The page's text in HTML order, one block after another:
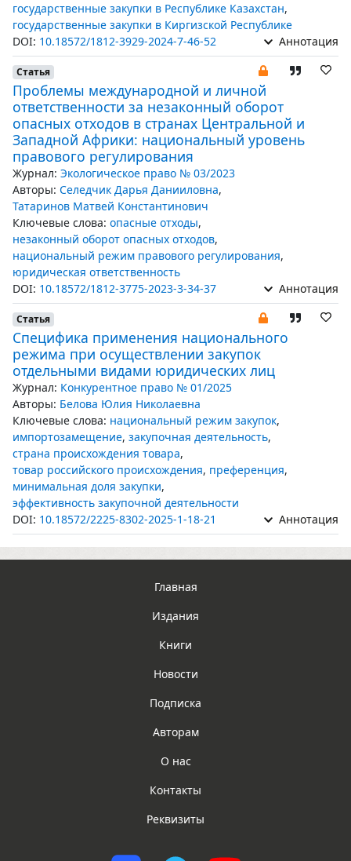
государственные закупки в Республике Казахстан,
государственные закупки в Киргизской Республике
DOI: 10.18572/1812-3929-2024-7-46-52 Аннотация
Статья
Проблемы международной и личной
ответственности за незаконный оборот
опасных отходов в странах Центральной и
Западной Африки: национальный уровень
правового регулирования
Журнал: Экологическое право № 03/2023
Авторы: Селедчик Дарья Данииловна,
Татаринов Матвей Константинович
Ключевые слова: опасные отходы,
незаконный оборот опасных отходов,
национальный режим правового регулирования,
юридическая ответственность
DOI: 10.18572/1812-3775-2023-3-34-37 Аннотация
Статья
Специфика применения национального
режима при осуществлении закупок
отдельными видами юридических лиц
Журнал: Конкурентное право № 01/2025
Авторы: Белова Юлия Николаевна
Ключевые слова: национальный режим закупок,
импортозамещение, закупочная деятельность,
страна происхождения товара,
товар российского происхождения, преференция,
минимальная доля закупки,
эффективность закупочной деятельности
DOI: 10.18572/2225-8302-2025-1-18-21 Аннотация
Главная
Издания
Книги
Новости
Подписка
Авторам
О нас
Контакты
Реквизиты